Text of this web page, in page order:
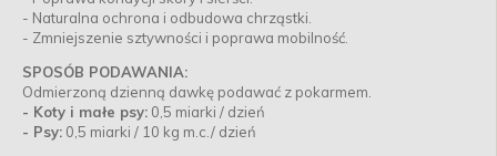
- Naturalna ochrona i odbudowa chrząstki.
- Zmniejszenie sztywności i poprawa mobilność.
SPOSÓB PODAWANIA:
Odmierzoną dzienną dawkę podawać z pokarmem.
- Koty i małe psy: 0,5 miarki / dzień
- Psy: 0,5 miarki / 10 kg m.c./ dzień